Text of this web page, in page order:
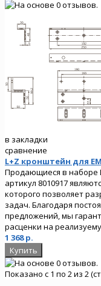
в закладки
сравнение
L+Z кронштейн для
Продающиеся в наборе
артикул 8010917
которого позволяет
задач. Благодаря
предложений, мы
расценки на
1 368 р.
Показано с 1 по 2 из 2